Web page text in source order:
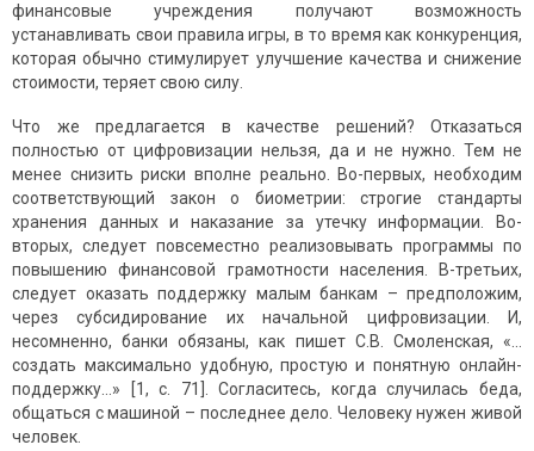
финансовые учреждения получают возможность
устанавливать свои правила игры, в то время как конкуренция,
которая обычно стимулирует улучшение качества и снижение
стоимости, теряет свою силу.
Что же предлагается в качестве решений? Отказаться
полностью от цифровизации нельзя, да и не нужно. Тем не
менее снизить риски вполне реально. Во-первых, необходим
соответствующий закон о биометрии: строгие стандарты
хранения данных и наказание за утечку информации. Во-
вторых, следует повсеместно реализовывать программы по
повышению финансовой грамотности населения. В-третьих,
следует оказать поддержку малым банкам – предположим,
через субсидирование их начальной цифровизации. И,
несомненно, банки обязаны, как пишет С.В. Смоленская, «…
создать максимально удобную, простую и понятную онлайн-
поддержку…» [1, c. 71]. Согласитесь, когда случилась беда,
общаться с машиной – последнее дело. Человеку нужен живой
человек.